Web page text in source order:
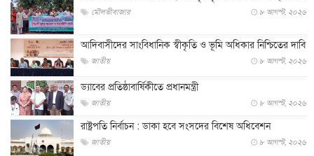
মৌলভীবাজার ৮ আগস্ট, ২০২৬
আদিবাসীদের সাংবিধানিক স্বীকৃতি ও ভূমি অধিকার নিশ্চিতের দাবি
জাতীয় ৮ আগস্ট, ২০২৬
ড্যাবের প্রতিষ্ঠাবার্ষিকীতে প্রধানমন্ত্রী
জাতীয় ৮ আগস্ট, ২০২৬
রাষ্ট্রপতি নির্বাচন : ডাকা হবে সংসদের বিশেষ অধিবেশন
জাতীয় ৮ আগস্ট, ২০২৬